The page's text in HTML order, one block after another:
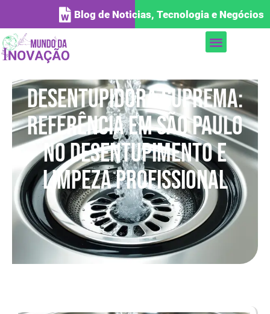
Blog de Noticias, Tecnologia e Negócios
Desentupidora Suprema:
referência em São Paulo
no desentupimento e
limpeza profissional